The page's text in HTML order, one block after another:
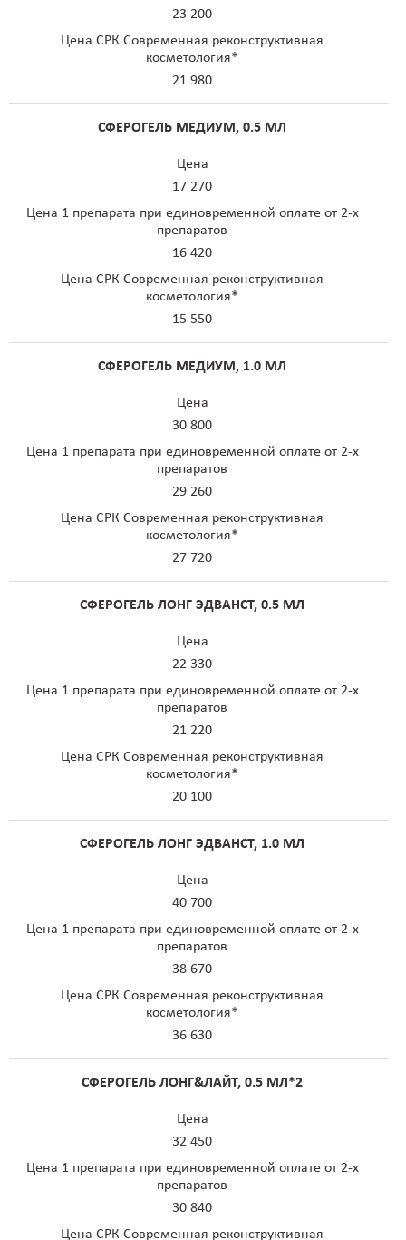
23 200
Цена СРК Современная реконструктивная
косметология*
21 980
СФЕРОГЕЛЬ МЕДИУМ, 0.5 МЛ
Цена
17 270
Цена 1 препарата при единовременной оплате от 2-х
препаратов
16 420
Цена СРК Современная реконструктивная
косметология*
15 550
СФЕРОГЕЛЬ MЕДИУМ, 1.0 МЛ
Цена
30 800
Цена 1 препарата при единовременной оплате от 2-х
препаратов
29 260
Цена СРК Современная реконструктивная
косметология*
27 720
СФЕРОГЕЛЬ ЛОНГ ЭДВАНСТ, 0.5 МЛ
Цена
22 330
Цена 1 препарата при единовременной оплате от 2-х
препаратов
21 220
Цена СРК Современная реконструктивная
косметология*
20 100
СФЕРОГЕЛЬ ЛОНГ ЭДВАНСТ, 1.0 МЛ
Цена
40 700
Цена 1 препарата при единовременной оплате от 2-х
препаратов
38 670
Цена СРК Современная реконструктивная
косметология*
36 630
СФЕРОГЕЛЬ ЛОНГ&ЛАЙТ, 0.5 МЛ*2
Цена
32 450
Цена 1 препарата при единовременной оплате от 2-х
препаратов
30 840
Цена СРК Современная реконструктивная